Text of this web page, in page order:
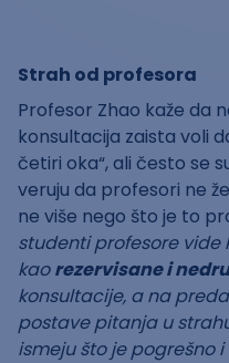
Strah od profesora
Profesor Zhao kaže da
konsultacija zaista voli
četiri oka“, ali često se
veruju da profesori ne
ne više nego što je to
studenti profesore vide
kao rezervisanei
konsultacije, a na
postave pitanja u
ismeju što je pogrešno i